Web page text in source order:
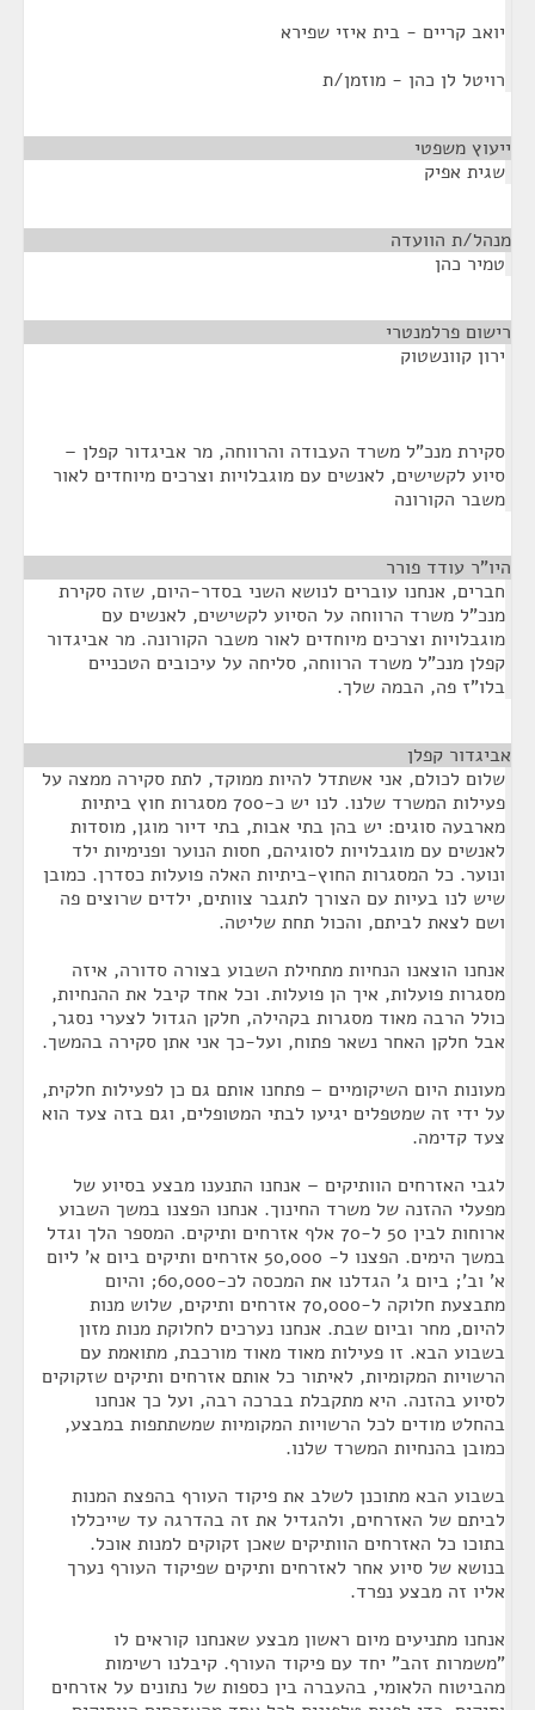
יואב קריים - בית איזי שפירא
רויטל לן כהן - מוזמן/ת
ייעוץ משפטי
שגית אפיק
מנהל/ת הוועדה
טמיר כהן
רישום פרלמנטרי
ירון קוונשטוק
סקירת מנכ"ל משרד העבודה והרווחה, מר אביגדור קפלן –
סיוע לקשישים, לאנשים עם מוגבלויות וצרכים מיוחדים לאור
משבר הקורונה
היו"ר עודד פורר
חברים, אנחנו עוברים לנושא השני בסדר-היום, שזה סקירת
מנכ"ל משרד הרווחה על הסיוע לקשישים, לאנשים עם
מוגבלויות וצרכים מיוחדים לאור משבר הקורונה. מר אביגדור
קפלן מנכ"ל משרד הרווחה, סליחה על עיכובים הטכניים
בלו"ז פה, הבמה שלך.
אביגדור קפלן
שלום לכולם, אני אשתדל להיות ממוקד, לתת סקירה ממצה על
פעילות המשרד שלנו. לנו יש כ-700 מסגרות חוץ ביתיות
מארבעה סוגים: יש בהן בתי אבות, בתי דיור מוגן, מוסדות
לאנשים עם מוגבלויות לסוגיהם, חסות הנוער ופנימיות ילד
ונוער. כל המסגרות החוץ-ביתיות האלה פועלות כסדרן. כמובן
שיש לנו בעיות עם הצורך לתגבר צוותים, ילדים שרוצים פה
ושם לצאת לביתם, והכול תחת שליטה.
אנחנו הוצאנו הנחיות מתחילת השבוע בצורה סדורה, איזה
מסגרות פועלות, איך הן פועלות. וכל אחד קיבל את ההנחיות,
כולל הרבה מאוד מסגרות בקהילה, חלקן הגדול לצערי נסגר,
אבל חלקן האחר נשאר פתוח, ועל-כך אני אתן סקירה בהמשך.
מעונות היום השיקומיים – פתחנו אותם גם כן לפעילות חלקית,
על ידי זה שמטפלים יגיעו לבתי המטופלים, וגם בזה צעד הוא
צעד קדימה.
לגבי האזרחים הוותיקים – אנחנו התנענו מבצע בסיוע של
מפעלי ההזנה של משרד החינוך. אנחנו הפצנו במשך השבוע
ארוחות לבין 50 ל-70 אלף אזרחים ותיקים. המספר הלך וגדל
במשך הימים. הפצנו ל- 50,000 אזרחים ותיקים ביום א' ליום
א' וב'; ביום ג' הגדלנו את המכסה לכ-60,000; והיום
מתבצעת חלוקה ל-70,000 אזרחים ותיקים, שלוש מנות
להיום, מחר וביום שבת. אנחנו נערכים לחלוקת מנות מזון
בשבוע הבא. זו פעילות מאוד מאוד מורכבת, מתואמת עם
הרשויות המקומיות, לאיתור כל אותם אזרחים ותיקים שזקוקים
לסיוע בהזנה. היא מתקבלת בברכה רבה, ועל כך אנחנו
בהחלט מודים לכל הרשויות המקומיות שמשתתפות במבצע,
כמובן בהנחיות המשרד שלנו.
בשבוע הבא מתוכנן לשלב את פיקוד העורף בהפצת המנות
לביתם של האזרחים, ולהגדיל את זה בהדרגה עד שייכללו
בתוכו כל האזרחים הוותיקים שאכן זקוקים למנות אוכל.
בנושא של סיוע אחר לאזרחים ותיקים שפיקוד העורף נערך
אליו זה מבצע נפרד.
אנחנו מתניעים מיום ראשון מבצע שאנחנו קוראים לו
"משמרות זהב" יחד עם פיקוד העורף. קיבלנו רשימות
מהביטוח הלאומי, בהעברה בין כספות של נתונים על אזרחים